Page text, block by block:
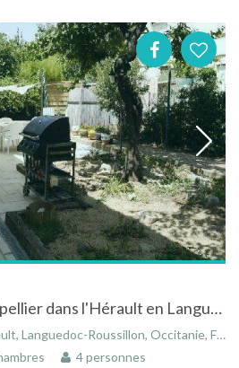
Appartement à Montpellier dans l'Hérault en Languedoc-Roussillon entre la mer et la ville
Languedoc-Roussillon, Occitanie, France
4 personnes